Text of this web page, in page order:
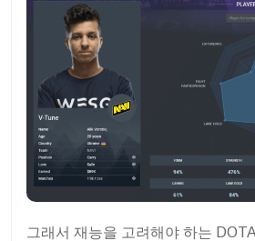
그래서 재능을 고려해야 하는